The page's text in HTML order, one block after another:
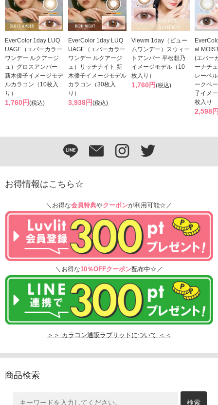
EverColor 1day LUQ
UAGE（エバーカラー
ワンデー ルクアージ
ュ）グロスアンバー
新木優子イメージモデ
ルカラコン（10枚入
り）
1,760円(税込)
EverColor 1day LUQ
UAGE（エバーカラー
ワンデー ルクアージ
ュ）リッチナイト 新
木優子イメージモデル
カラコン（30枚入
り）
3,938円(税込)
Viewm 1day（ビュー
ムワンデー）スウィー
トアンバー 平松想乃
イメージモデル（10
枚入り）
1,760円(税込)
al
(エバー
ーナチ
レーベ
ークベ
子イメ
枚入り
2,598
お得情報はこちら☆
＼お得な会員特典やクーポンが利用可能☆／
＼お得な10％OFFクーポン配布中☆／
＞＞ カラコン通販ラブリットについて ＜＜
商品検索